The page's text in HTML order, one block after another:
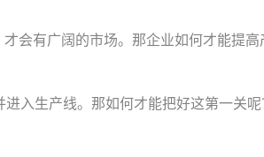
会有广阔的市场。那企业如何才能提
入生产线。那如何才能把好这第一关